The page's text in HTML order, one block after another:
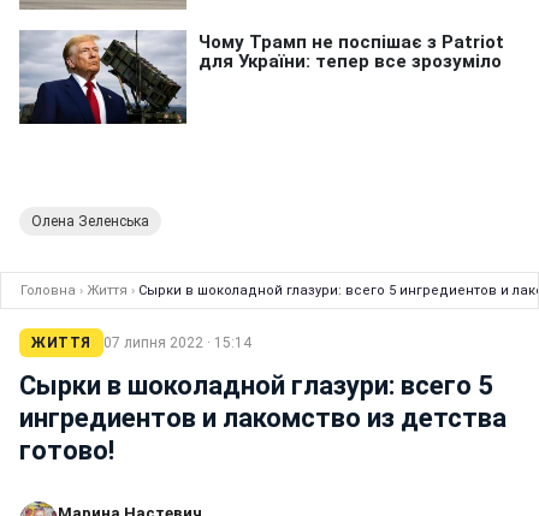
Олена Зеленська
Головна › Життя › Сырки в шоколадной глазури: всего 5 ингредиентов и
ЖИТТЯ 07 липня 2022 · 15:14
Сырки в шоколадной глазури: всего 5
ингредиентов и лакомство из детства
готово!